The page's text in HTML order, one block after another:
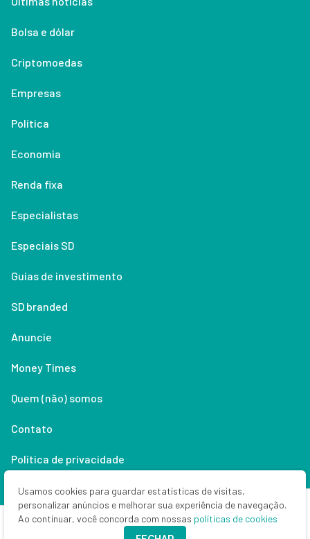
Bolsa e dólar
Criptomoedas
Empresas
Política
Economia
Renda fixa
Especialistas
Especiais SD
Guias de investimento
SD branded
Anuncie
Money Times
Quem (não) somos
Contato
Política de privacidade
Lifestyle
Copyright © 2026 Seu Dinheiro. Todos os direitos reservados.
Usamos cookies para guardar estatísticas de visitas,
personalizar anúncios e melhorar sua experiência de navegação.
Ao continuar, você concorda com nossas políticas de cookies